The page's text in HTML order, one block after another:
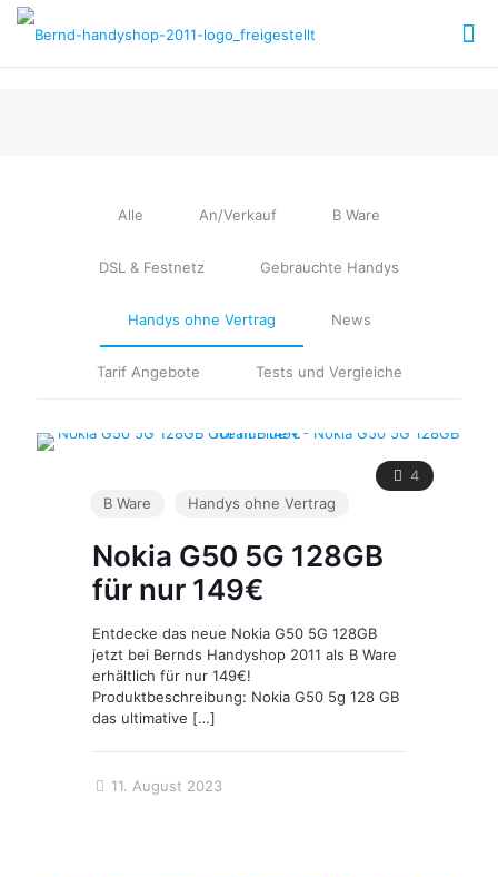
Alle An/Verkauf B Ware
DSL & Festnetz Gebrauchte Handys
Handys ohne Vertrag News
Tarif Angebote Tests und Vergleiche
4
B Ware
Handys ohne Vertrag
Nokia G50 5G 128GB
für nur 149€
Entdecke das neue Nokia G50 5G 128GB
jetzt bei Bernds Handyshop 2011 als B Ware
erhältlich für nur 149€!
Produktbeschreibung: Nokia G50 5g 128 GB
das ultimative […]
11. August 2023